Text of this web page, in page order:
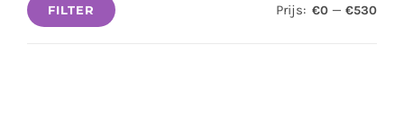
Min.
Max.
FILTER Prijs: €0 — €530